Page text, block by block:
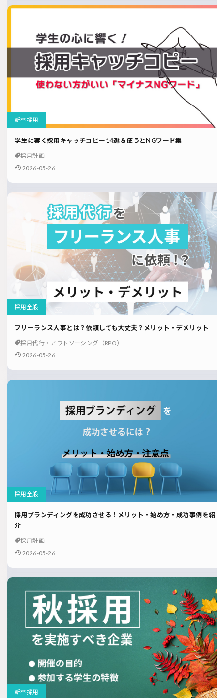
新卒採用
学生に響く採用キャッチコピー14選＆使うとNGワード集
採用計画
2026-05-26
採用全般
フリーランス人事とは？依頼しても大丈夫？メリット・デメリット
採用代行・アウトソーシング（RPO）
2026-05-26
採用全般
採用ブランディングを成功させる！メリット・始め方・成功事例を紹
介
採用計画
2026-05-26
新卒採用